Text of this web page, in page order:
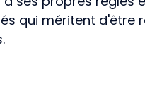
qui méritent d'être